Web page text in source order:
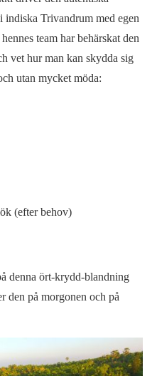
i indiska Trivandrum med egen
team har behärskat den
vet hur man kan skydda sig
utan mycket möda:
(efter behov)
denna ört-krydd-blandning
den på morgonen och på